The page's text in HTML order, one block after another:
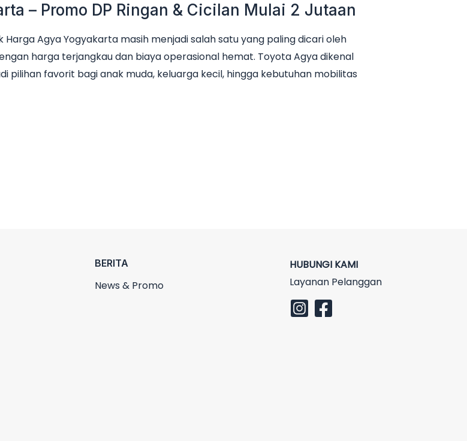
– Promo DP Ringan & Cicilan Mulai 2 Jutaan
Agya Yogyakarta masih menjadi salah satu yang paling dicari oleh
harga terjangkau dan biaya operasional hemat. Toyota Agya dikenal
pilihan favorit bagi anak muda, keluarga kecil, hingga kebutuhan mobilitas
BERITA
News & Promo
HUBUNGI KAMI
Layanan Pelanggan